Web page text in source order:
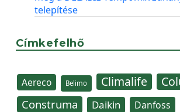
telepítése
Címkefelhő
Aereco Belimo Climalife
Construma Daikin Danfoss